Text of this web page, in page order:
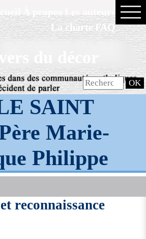
La charte FAQ
du décor
SAINT
Marie-
Philippe
reconnaissance